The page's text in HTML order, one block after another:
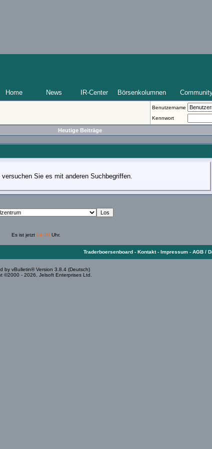
Home News IR-Center Börsenkolumnen
Benutzername
Kennwort
Heutige Beiträge
Sie es mit anderen Suchbegriffen.
Es ist jetzt 04:20 Uhr.
Traderboersenboard - Kontakt- Impressum - AGB /
by vBulletin® Version 3.8.4 (Deutsch)
©2000 - 2026, Jelsoft Enterprises Ltd.